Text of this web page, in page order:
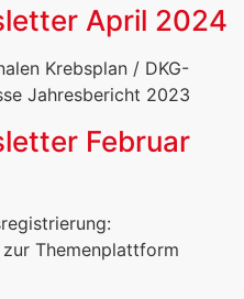
April 2024
Krebsplan / DKG-
Jahresbericht 2023
Februar
Themenplattform